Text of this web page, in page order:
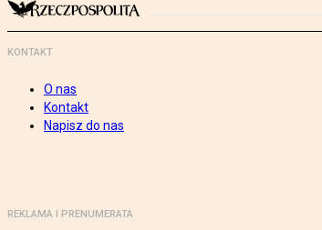
KONTAKT
O nas
Kontakt
Napisz do nas
REKLAMA I PRENUMERATA